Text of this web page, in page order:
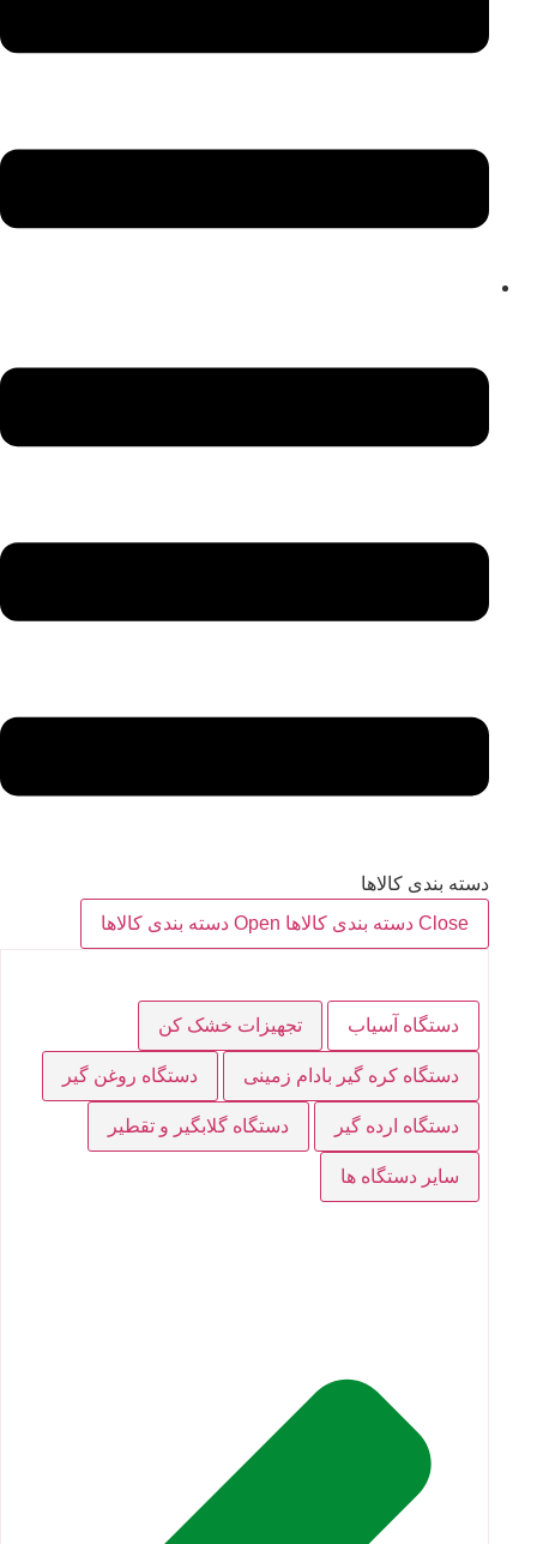
دسته بندی کالاها
Close دسته بندی کالاها
Open دسته بندی کالاها
دستگاه آسیاب تجهیزات خشک کن
دستگاه کره گیر بادام زمینی دستگاه روغن گیر
دستگاه ارده گیر دستگاه گلابگیر و تقطیر
سایر دستگاه ها